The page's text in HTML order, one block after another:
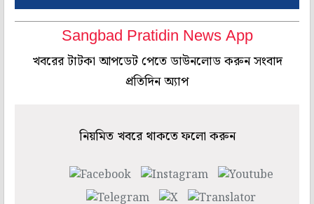
Sangbad Pratidin News App
খবরের টাটকা আপডেট পেতে ডাউনলোড করুন সংবাদ
প্রতিদিন অ্যাপ
নিয়মিত খবরে থাকতে ফলো করুন